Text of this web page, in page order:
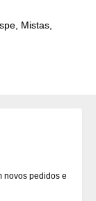
Mistas,
novos pedidos e